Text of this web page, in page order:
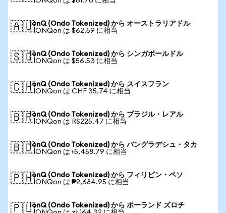
🇦🇺IonQ (Ondo Tokenized) から オーストラリアドル
1 IONQon は $62.59 に相当
🇸🇬IonQ (Ondo Tokenized) から シンガポールドル
1 IONQon は $56.53 に相当
🇨🇭IonQ (Ondo Tokenized) から スイスフラン
1 IONQon は CHF 35.74 に相当
🇧🇷IonQ (Ondo Tokenized) から ブラジル・レアル
1 IONQon は R$225.47 に相当
🇧🇩IonQ (Ondo Tokenized) から バングラデシュ・タカ
1 IONQon は ৳5,458.79 に相当
🇵🇭IonQ (Ondo Tokenized) から フィリピン・ペソ
1 IONQon は ₱2,684.95 に相当
🇵🇱IonQ (Ondo Tokenized) から ポーランド ズロチ